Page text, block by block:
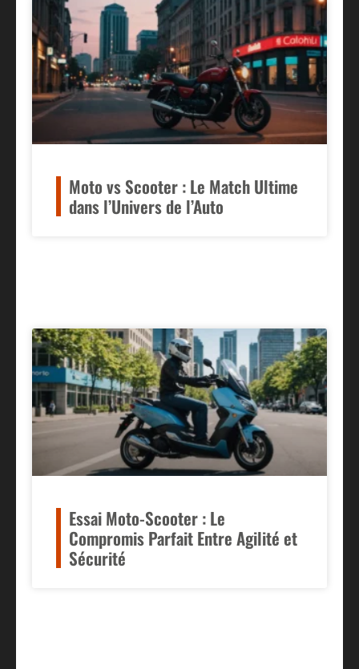
Moto vs Scooter : Le Match Ultime
dans l’Univers de l’Auto
Essai Moto-Scooter : Le
Compromis Parfait Entre Agilité et
Sécurité